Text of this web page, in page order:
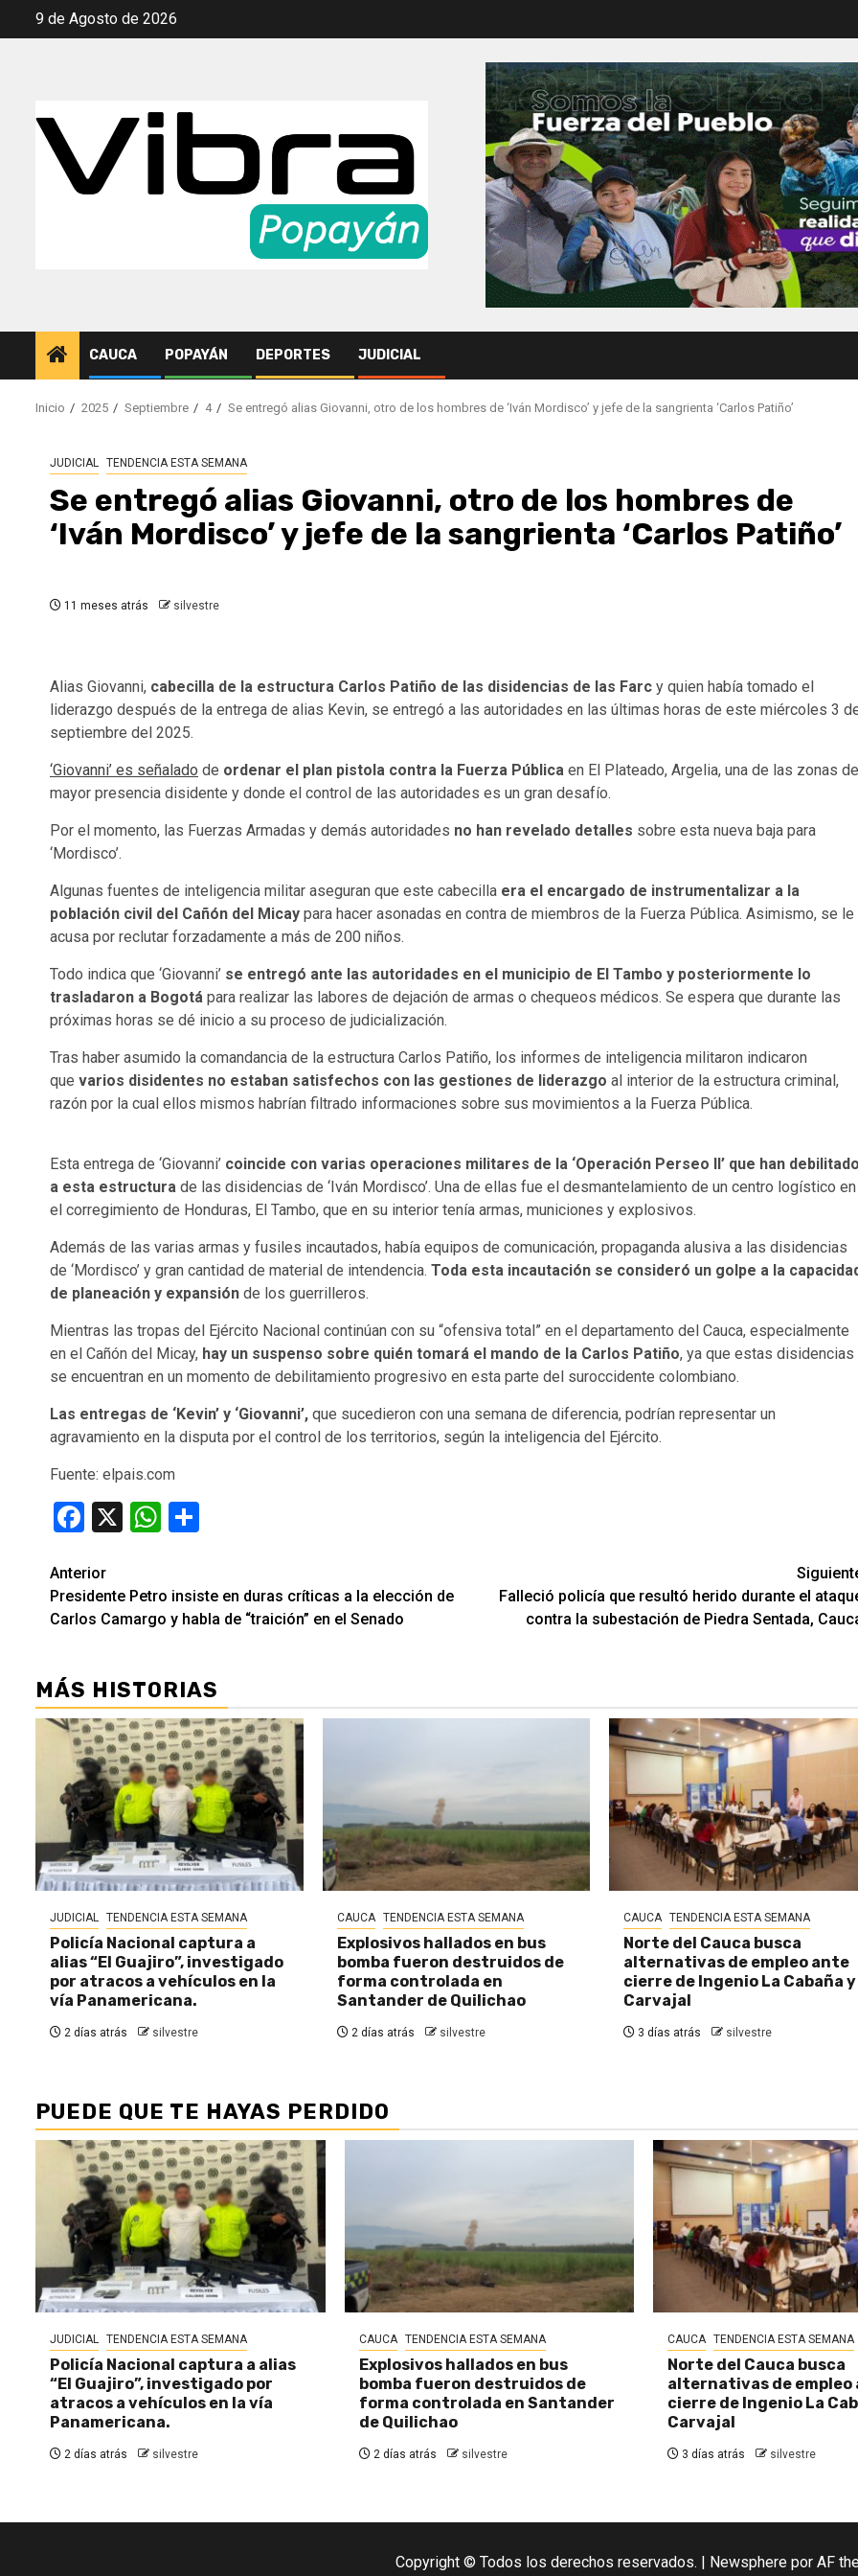
Saltar9 de Agosto de 2026
CAUCA POPAYÁN DEPORTES JUDICIAL
Inicio 2025 Septiembre 4 Se entregó alias Giovanni, otro de los hombres de ‘Iván Mordisco’ y jefe de la sangrienta ‘Carlos Patiño’
JUDICIAL TENDENCIA ESTA SEMANA
Se entregó alias Giovanni, otro de los hombres de
‘Iván Mordisco’ y jefe de la sangrienta ‘Carlos Patiño’
11 meses atrás silvestre
Alias Giovanni, cabecilla de la estructura Carlos Patiño de las disidencias de las Farc y quien había tomado el
liderazgo después de la entrega de alias Kevin, se entregó a las autoridades en las últimas horas de este miércoles 3
septiembre del 2025.
‘Giovanni’ es señalado de ordenar el plan pistola contra la Fuerza Pública en El Plateado, Argelia, una de las zonas de
mayor presencia disidente y donde el control de las autoridades es un gran desafío.
Por el momento, las Fuerzas Armadas y demás autoridades no han revelado detalles sobre esta nueva baja para
‘Mordisco’.
Algunas fuentes de inteligencia militar aseguran que este cabecilla era el encargado de instrumentalizar a la
población civil del Cañón del Micay para hacer asonadas en contra de miembros de la Fuerza Pública. Asimismo, se le
acusa por reclutar forzadamente a más de 200 niños.
Todo indica que ‘Giovanni’ se entregó ante las autoridades en el municipio de El Tambo y posteriormente lo
trasladaron a Bogotá para realizar las labores de dejación de armas o chequeos médicos. Se espera que durante las
próximas horas se dé inicio a su proceso de judicialización.
Tras haber asumido la comandancia de la estructura Carlos Patiño, los informes de inteligencia militaron indicaron
que varios disidentes no estaban satisfechos con las gestiones de liderazgo al interior de la estructura criminal,
razón por la cual ellos mismos habrían filtrado informaciones sobre sus movimientos a la Fuerza Pública.
Esta entrega de ‘Giovanni’ coincide con varias operaciones militares de la ‘Operación Perseo II’ que han
a esta estructura de las disidencias de ‘Iván Mordisco’. Una de ellas fue el desmantelamiento de un centro logístico en
el corregimiento de Honduras, El Tambo, que en su interior tenía armas, municiones y explosivos.
Además de las varias armas y fusiles incautados, había equipos de comunicación, propaganda alusiva a las disidencias
de ‘Mordisco’ y gran cantidad de material de intendencia. Toda esta incautación se consideró un golpe a la
de planeación y expansión de los guerrilleros.
Mientras las tropas del Ejército Nacional continúan con su “ofensiva total” en el departamento del Cauca, especialmente
en el Cañón del Micay, hay un suspenso sobre quién tomará el mando de la Carlos Patiño, ya que estas disidencias
se encuentran en un momento de debilitamiento progresivo en esta parte del suroccidente colombiano.
Las entregas de ‘Kevin’ y ‘Giovanni’, que sucedieron con una semana de diferencia, podrían representar un
agravamiento en la disputa por el control de los territorios, según la inteligencia del Ejército.
Fuente: elpais.com
Facebook
X WhatsApp
Seguir
leyendo
Anterior
Presidente Petro insiste en duras críticas a la elección de
Carlos Camargo y habla de “traición” en el Senado
Falleció policía que resultó herido durante el
contra la subestación de Piedra Sentada,
MÁS HISTORIAS
JUDICIAL TENDENCIA ESTA SEMANA
Policía Nacional captura a
alias “El Guajiro”, investigado
por atracos a vehículos en la
vía Panamericana.
2 días atrás silvestre
CAUCA TENDENCIA ESTA SEMANA
Explosivos hallados en bus
bomba fueron destruidos de
forma controlada en
Santander de Quilichao
2 días atrás silvestre
CAUCA TENDENCIA ESTA SEMANA
Norte del Cauca busca
alternativas de empleo ante
cierre de Ingenio La Cabaña y
Carvajal
3 días atrás silvestre
PUEDE QUE TE HAYAS PERDIDO
JUDICIAL TENDENCIA ESTA SEMANA
Policía Nacional captura a alias
“El Guajiro”, investigado por
atracos a vehículos en la vía
Panamericana.
2 días atrás silvestre
CAUCA TENDENCIA ESTA SEMANA
Explosivos hallados en bus
bomba fueron destruidos de
forma controlada en Santander
de Quilichao
2 días atrás silvestre
CAUCA TENDENCIA ESTA SEMANA
Norte del Cauca busca
alternativas de empleo
cierre de Ingenio La
Carvajal
3 días atrás silvestre
Copyright © Todos los derechos reservados. | Newspherepor AF